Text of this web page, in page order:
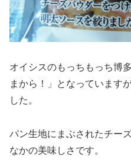
オイシスのもっちもっち博
まから！」となっています
した。
パン生地にまぶされたチー
なかの美味しさです。